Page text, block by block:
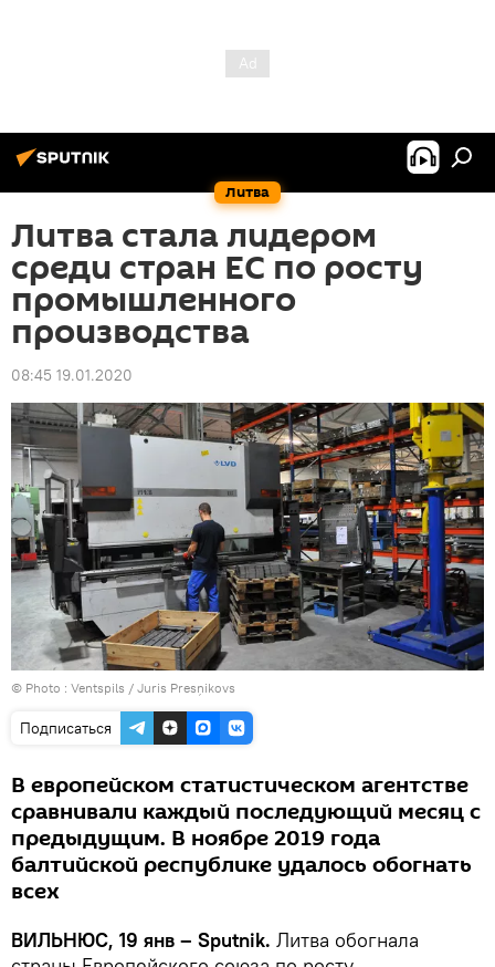
Литва
Литва стала лидером
среди стран ЕС по росту
промышленного
производства
08:45 19.01.2020
© Photo : Ventspils / Juris Presņikovs
Подписаться
В европейском статистическом агентстве
сравнивали каждый последующий месяц с
предыдущим. В ноябре 2019 года
балтийской республике удалось обогнать
всех
ВИЛЬНЮС, 19 янв – Sputnik. Литва обогнала